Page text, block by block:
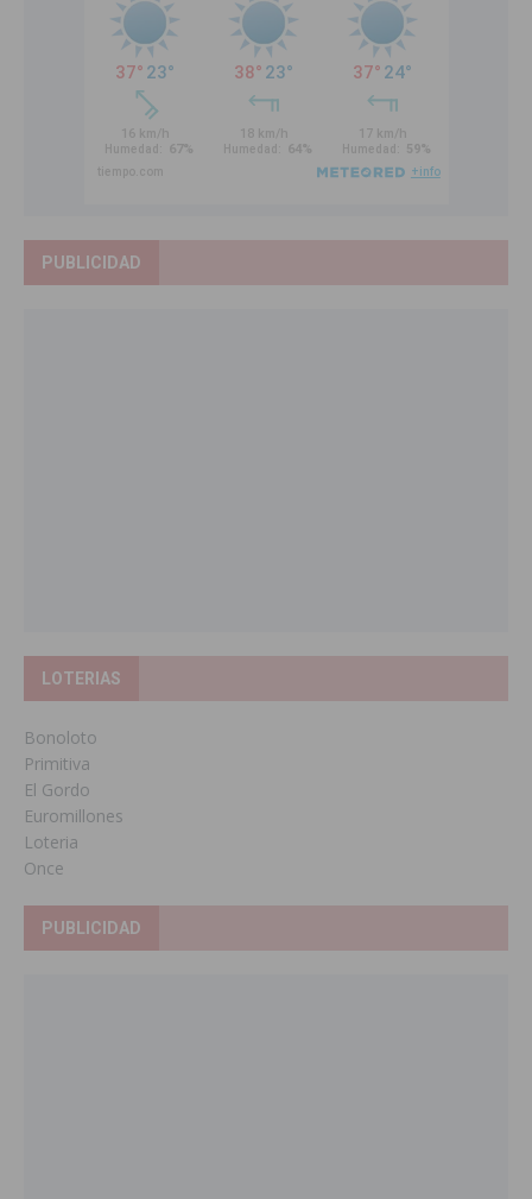
PUBLICIDAD
LOTERIAS
Bonoloto
Primitiva
El Gordo
Euromillones
Loteria
Once
PUBLICIDAD